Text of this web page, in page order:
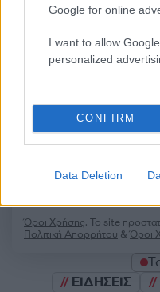
Google for online
I want to allow
personalized
CONFIRM
Data Deletion
Όροι Χρήσης. Το site
Πολιτική Απορρήτου &Όροι
ΕΙΔΗΣΕΙΣ